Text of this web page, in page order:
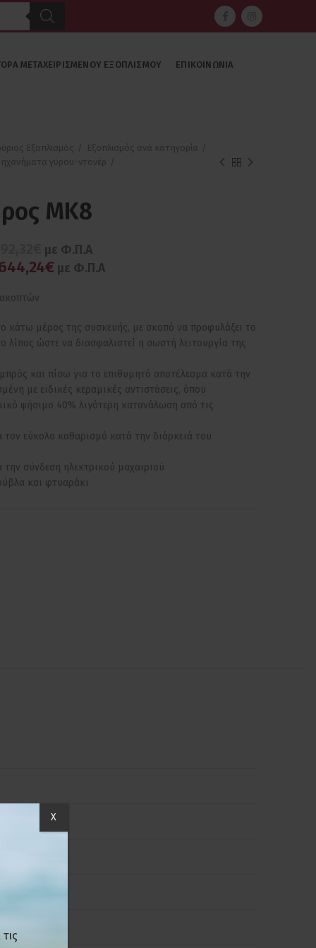
ΜΕΤΑΧΕΙΡΙΣΜΈΝΟΥ ΕΞΟΠΛΙΣΜΟΎ ΕΠΙΚΟΙΝΩΝΊΑ
MK8
με Φ.Π.Α
με Φ.Π.Α
κάτω μέρος της συσκευής, με σκοπό να προφυλάξει το
λίπος ώστε να διασφαλιστεί η σωστή λειτουργία της
και πίσω για το επιθυμητό αποτέλεσμα κατά την
με ειδικές κεραμικές αντιστάσεις, όπου
ψήσιμο 40% λιγότερη κατανάλωση από τις
τον εύκολο καθαρισμό κατά την διάρκειά του
σύνδεση ηλεκτρικού μαχαιριού
και φτυαράκι
X